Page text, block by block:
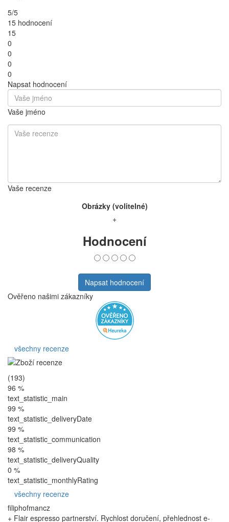
5/5
15 hodnocení
15
0
0
0
0
Napsat hodnocení
Vaše jméno
Vaše recenze
Obrázky (volitelné)
+
Hodnocení
Napsat hodnocení
Ověřeno našimi zákazníky
všechny recenze
(193)
96 %
text_statistic_main
99 %
text_statistic_deliveryDate
99 %
text_statistic_communication
98 %
text_statistic_deliveryQuality
0 %
text_statistic_monthlyRating
všechny recenze
filiphofmancz
+ Flair espresso partnerství. Rychlost doručení, přehlednost e-